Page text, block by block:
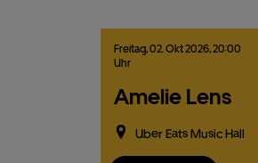
Freitag,02.Okt2026,20:00
Uhr
Amelie Lens
Uber Eats Music Hall